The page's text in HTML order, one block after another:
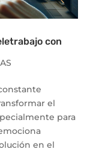
con
el
para
en el